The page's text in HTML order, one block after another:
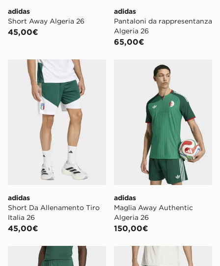
adidas
Short Away Algeria 26
45,00€
adidas
Pantaloni da rappresentanza
Algeria 26
65,00€
adidas Short Da Allenamento Tiro Italia 26
adidas
Short Da Allenamento Tiro
Italia 26
45,00€
adidas Maglia Away
adidas
Maglia Away Authentic
Algeria 26
150,00€
adidas Short Entrada26 adidas Short Home Algeria